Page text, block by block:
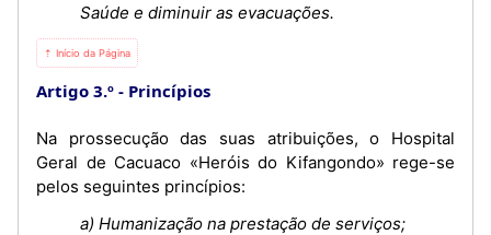
Saúde e diminuir as evacuações.
⇡ Início da Página
Artigo 3.º Princípios
Na prossecução das suas atribuições, o Hospital
Geral de Cacuaco «Heróis do Kifangondo» rege-se
pelos seguintes princípios:
a) Humanização na prestação de serviços;